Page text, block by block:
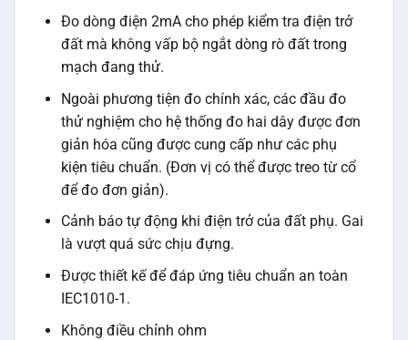
Đo dòng điện 2mA cho phép kiểm tra điện trở
đất mà không vấp bộ ngắt dòng rò đất trong
mạch đang thử.
Ngoài phương tiện đo chính xác, các đầu đo
thử nghiệm cho hệ thống đo hai dây được đơn
giản hóa cũng được cung cấp như các phụ
kiện tiêu chuẩn. (Đơn vị có thể được treo từ cổ
để đo đơn giản).
Cảnh báo tự động khi điện trở của đất phụ. Gai
là vượt quá sức chịu đựng.
Được thiết kế để đáp ứng tiêu chuẩn an toàn
IEC1010-1.
Không điều chỉnh ohm